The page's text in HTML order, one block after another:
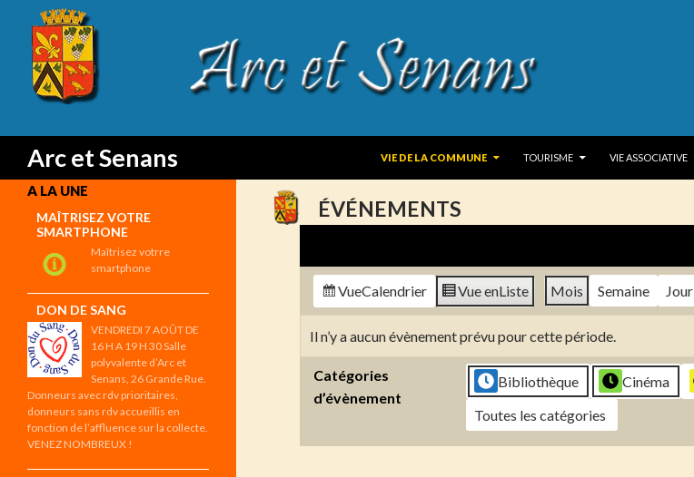
Arc et Senans
Search
VIE DE LA COMMUNE
TOURISME VIE ASSOCIATIVE
ÉVÉNEMENTS
VueCalendrier Vue enListe Mois Semaine Jour
Il n’y a aucun évènement prévu pour cette période.
Catégories
d’évènement
Bibliothèque Cinéma
Toutes les catégories
A LA UNE
MAÎTRISEZ VOTRE
SMARTPHONE
Maîtrisez votrre
smartphone
DON DE SANG
VENDREDI 7 AOÛT DE
16 H A 19 H 30 Salle
polyvalente d’Arc et
Senans, 26 Grande Rue.
Donneurs avec rdv prioritaires,
donneurs sans rdv accueillis en
fonction de l’affluence sur la collecte.
VENEZ NOMBREUX !